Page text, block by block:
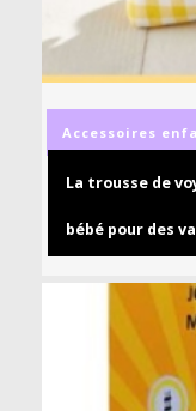
Accessoires
La trousse de
bébé pour des